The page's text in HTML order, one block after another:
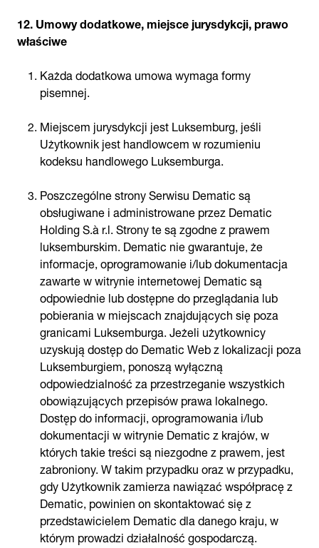
12. Umowy dodatkowe, miejsce jurysdykcji, prawo
właściwe
Każda dodatkowa umowa wymaga formy
pisemnej.
Miejscem jurysdykcji jest Luksemburg, jeśli
Użytkownik jest handlowcem w rozumieniu
kodeksu handlowego Luksemburga.
Poszczególne strony Serwisu Dematic są
obsługiwane i administrowane przez Dematic
Holding S.à r.l. Strony te są zgodne z prawem
luksemburskim. Dematic nie gwarantuje, że
informacje, oprogramowanie i/lub dokumentacja
zawarte w witrynie internetowej Dematic są
odpowiednie lub dostępne do przeglądania lub
pobierania w miejscach znajdujących się poza
granicami Luksemburga. Jeżeli użytkownicy
uzyskują dostęp do Dematic Web z lokalizacji poza
Luksemburgiem, ponoszą wyłączną
odpowiedzialność za przestrzeganie wszystkich
obowiązujących przepisów prawa lokalnego.
Dostęp do informacji, oprogramowania i/lub
dokumentacji w witrynie Dematic z krajów, w
których takie treści są niezgodne z prawem, jest
zabroniony. W takim przypadku oraz w przypadku,
gdy Użytkownik zamierza nawiązać współpracę z
Dematic, powinien on skontaktować się z
przedstawicielem Dematic dla danego kraju, w
którym prowadzi działalność gospodarczą.